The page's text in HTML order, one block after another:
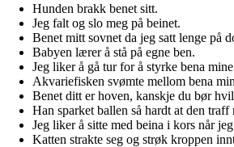
Hunden brakk benet sitt.
Jeg falt og slo meg på beinet.
Benet mitt sovnet da jeg satt lenge på
Babyen lærer å stå på egne ben.
Jeg liker å gå tur for å styrke bena
Akvariefisken svømte mellom bena
Benet ditt er hoven, kanskje du bør
Han sparket ballen så hardt at den traff
Jeg liker å sitte med beina i kors når
Katten strakte seg og strøk kroppen